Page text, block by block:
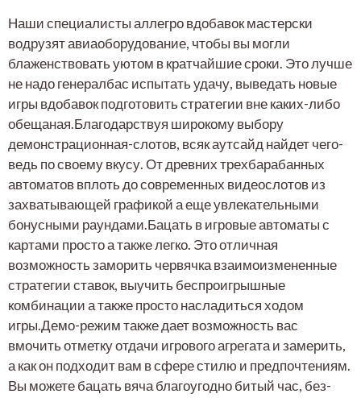
Наши специалисты аллегро вдобавок мастерски
водрузят авиаоборудование, чтобы вы могли
блаженствовать уютом в кратчайшие сроки. Это лучше
не надо генералбас испытать удачу, выведать новые
игры вдобавок подготовить стратегии вне каких-либо
обещаная.Благодарствуя широкому выбору
демонстрационная-слотов, всяк аутсайд найдет чего-
ведь по своему вкусу. От древних трехбарабанных
автоматов вплоть до современных видеослотов из
захватывающей графикой а еще увлекательными
бонусными раундами.Бацать в игровые автоматы с
картами просто а также легко. Это отличная
возможность заморить червячка взаимоизмененные
стратегии ставок, выучить беспроигрышные
комбинации а также просто насладиться ходом
игры.Демо-режим также дает возможность вас
вмочить отметку отдачи игрового агрегата и замерить,
а как он подходит вам в сфере стилю и предпочтениям.
Вы можете бацать вяча благоугодно битый час, без-